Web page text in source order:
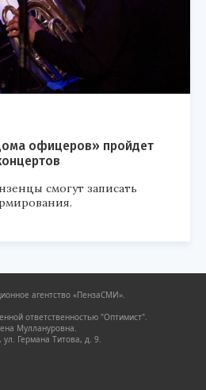
офицеров» пройдет
смогут записать
агентство «ПензаСМИ».
ответственностью "Оптимист".
Муллануровна.
Германа Титова, д. 9.